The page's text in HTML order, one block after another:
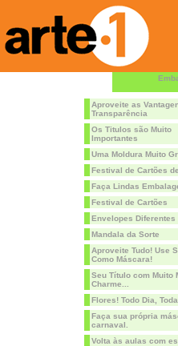
Aproveite as
Transparência
Os Titulos são Muito
Importantes
Uma Moldura Muito
Festival de Cartões
Faça Lindas
Festival de Cartões
Envelopes Diferentes
Mandala da Sorte
Aproveite Tudo! Use
Como Máscara!
Seu Título com Muito
Charme...
Flores! Todo Dia,
Faça sua própria
carnaval.
Volta às aulas com